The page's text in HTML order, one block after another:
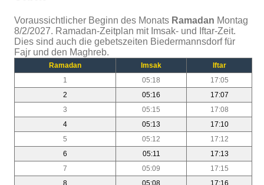
Voraussichtlicher Beginn des Monats Ramadan Montag
8/2/2027. Ramadan-Zeitplan mit Imsak- und Iftar-Zeit.
Dies sind auch die gebetszeiten Biedermannsdorf für
Fajr und den Maghreb.
Ramadan Imsak
Iftar
1
05:18
17:05
2
05:16
17:07
3
05:15
17:08
4
05:13
17:10
5
05:12
17:12
6
05:11
17:13
7
05:09
17:15
8
05:08
17:16